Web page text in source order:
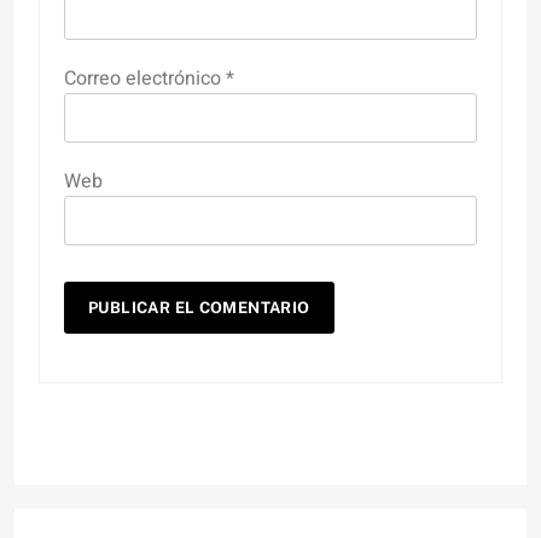
Correo electrónico*
Web